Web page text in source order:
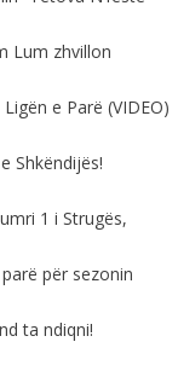
Lum zhvillon
e Parë (VIDEO)
Shkëndijës!
1 i Strugës,
për sezonin
ta ndiqni!